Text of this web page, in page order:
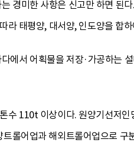
경미한 사항은 신고만 하면 된
태평양, 대서양, 인도양을 합
에서 어획물을 저장·가공하는
수 110t 이상이다. 원양기선저
롤어업과 해외트롤어업으로